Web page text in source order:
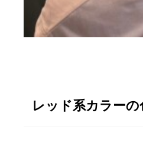
レッド系カラー